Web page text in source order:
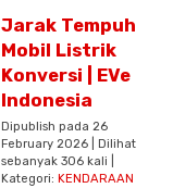
Jarak Tempuh
Mobil Listrik
Konversi | EVe
Indonesia
Dipublish pada 26
February 2026 | Dilihat
sebanyak 306 kali |
Kategori: KENDARAAN